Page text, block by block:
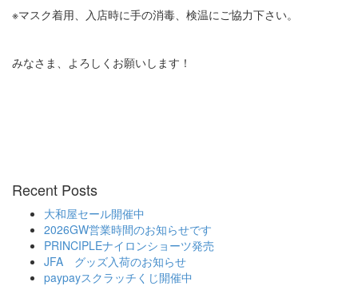
※マスク着用、入店時に手の消毒、検温にご協力下さい。
みなさま、よろしくお願いします！
Recent Posts
大和屋セール開催中
2026GW営業時間のお知らせです
PRINCIPLEナイロンショーツ発売
JFA グッズ入荷のお知らせ
paypayスクラッチくじ開催中